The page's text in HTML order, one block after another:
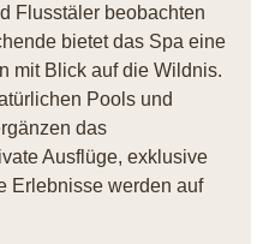
Flusstäler beobachten
bietet das Spa eine
mit Blick auf die Wildnis.
Pools und
das
Ausflüge, exklusive
Erlebnisse werden auf